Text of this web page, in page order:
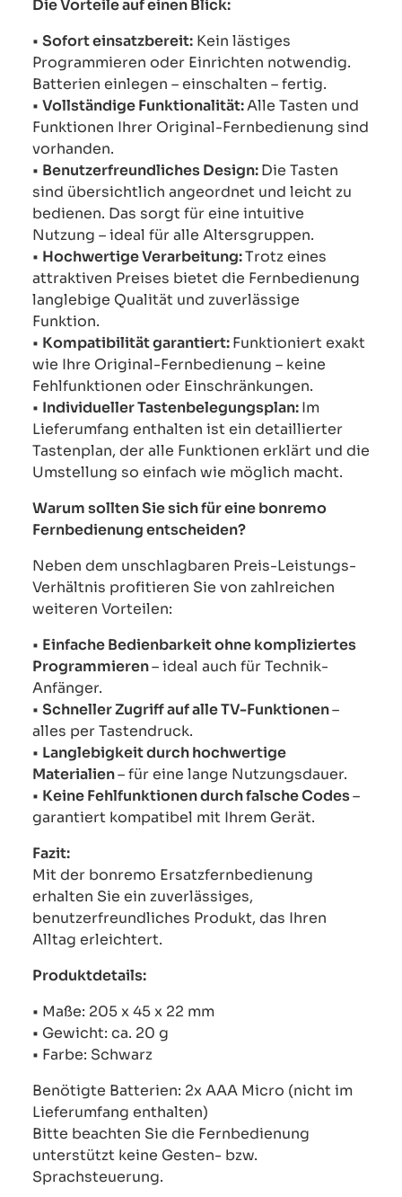
Die Vorteile auf einen Blick:
• Sofort einsatzbereit: Kein lästiges
Programmieren oder Einrichten notwendig.
Batterien einlegen – einschalten – fertig.
• Vollständige Funktionalität:Alle Tasten und
Funktionen Ihrer Original-Fernbedienung sind
vorhanden.
• Benutzerfreundliches Design:Die Tasten
sind übersichtlich angeordnet und leicht zu
bedienen. Das sorgt für eine intuitive
Nutzung – ideal für alle Altersgruppen.
• Hochwertige Verarbeitung:Trotz eines
attraktiven Preises bietet die Fernbedienung
langlebige Qualität und zuverlässige
Funktion.
• Kompatibilität garantiert:Funktioniert exakt
wie Ihre Original-Fernbedienung – keine
Fehlfunktionen oder Einschränkungen.
• Individueller Tastenbelegungsplan:Im
Lieferumfang enthalten ist ein detaillierter
Tastenplan, der alle Funktionen erklärt und die
Umstellung so einfach wie möglich macht.
Warum sollten Sie sich für eine bonremo
Fernbedienung entscheiden?
Neben dem unschlagbaren Preis-Leistungs-
Verhältnis profitieren Sie von zahlreichen
weiteren Vorteilen:
• Einfache Bedienbarkeit ohne kompliziertes
Programmieren– ideal auch für Technik-
Anfänger.
• Schneller Zugriff auf alle TV-Funktionen–
alles per Tastendruck.
• Langlebigkeit durch hochwertige
Materialien– für eine lange Nutzungsdauer.
• Keine Fehlfunktionen durch falsche Codes–
garantiert kompatibel mit Ihrem Gerät.
Fazit:
Mit der bonremo Ersatzfernbedienung
erhalten Sie ein zuverlässiges,
benutzerfreundliches Produkt, das Ihren
Alltag erleichtert.
Produktdetails:
• Maße: 205 x 45 x 22 mm
• Gewicht: ca. 20 g
• Farbe: Schwarz
Benötigte Batterien: 2x AAA Micro (nicht im
Lieferumfang enthalten)
Bitte beachten Sie die Fernbedienung
unterstützt keine Gesten- bzw.
Sprachsteuerung.